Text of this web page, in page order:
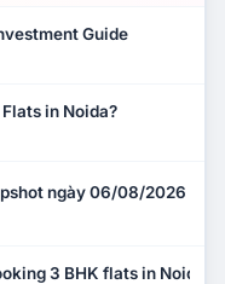
Guide
Flats in Noida?
ngày 06/08/2026
3 BHK flats in Noida?